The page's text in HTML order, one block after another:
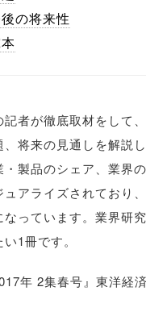
の将来性
記者が徹底取材をして
将来の見通しを解説
製品のシェア、業界
アライズされており
なっています。業界研
1冊です。
年 2集春号』東洋経